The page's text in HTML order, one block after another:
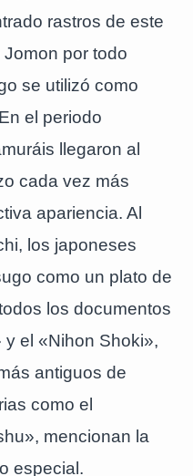
rastros de este
por todo
se utilizó como
el periodo
llegaron al
cada vez más
apariencia. Al
los japoneses
como un plato de
los documentos
el «Nihon Shoki»,
antiguos de
como el
mencionan la
especial.